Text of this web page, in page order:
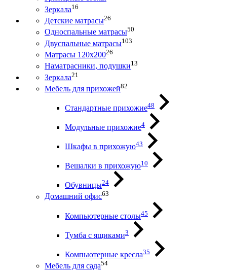
Зеркала16
Детские матрасы26
Односпальные матрасы50
Двуспальные матрасы103
Матрасы 120х20026
Наматрасники, подушки13
Зеркала21
Мебель для прихожей82
Стандартные прихожие48
Модульные прихожие4
Шкафы в прихожую43
Вешалки в прихожую10
Обувницы24
Домашний офис63
Компьютерные столы45
Тумба с ящиками3
Компьютерные кресла35
Мебель для сада54